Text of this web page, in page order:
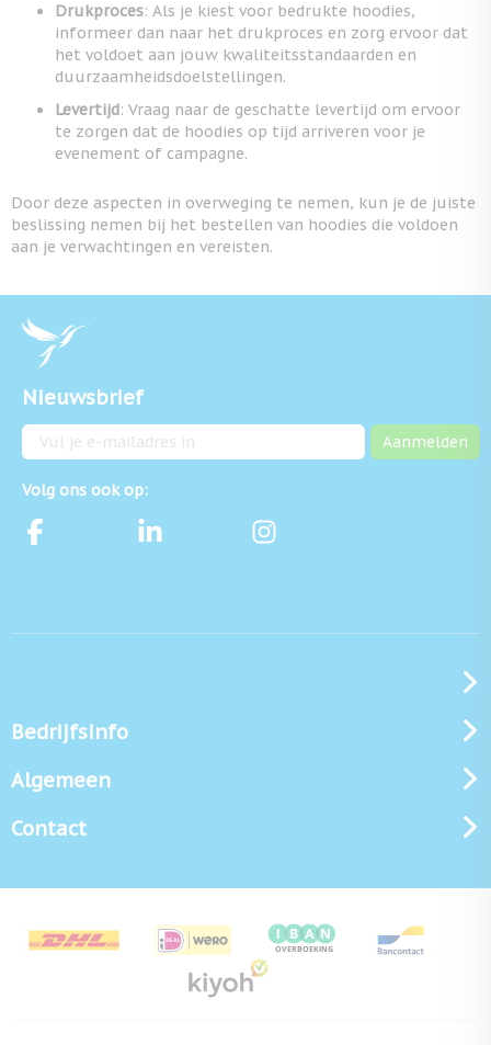
Drukproces: Als je kiest voor bedrukte hoodies,
informeer dan naar het drukproces en zorg ervoor dat
het voldoet aan jouw kwaliteitsstandaarden en
duurzaamheidsdoelstellingen.
Levertijd: Vraag naar de geschatte levertijd om ervoor
te zorgen dat de hoodies op tijd arriveren voor je
evenement of campagne.
Door deze aspecten in overweging te nemen, kun je de juiste
beslissing nemen bij het bestellen van hoodies die voldoen
aan je verwachtingen en vereisten.
Nieuwsbrief
E-mailadres Aanmelden
Volg ons ook op:
Bedrijfsinfo
Algemeen
Contact